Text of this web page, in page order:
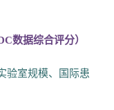
数据综合评分）
验室规模、国际患